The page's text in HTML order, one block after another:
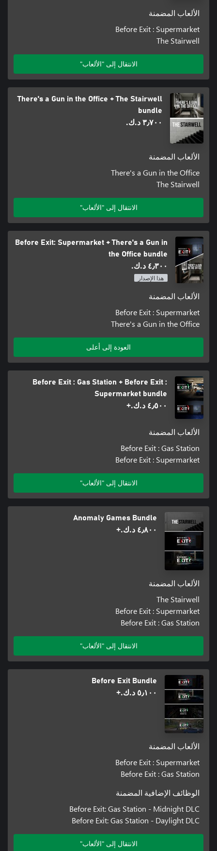
الألعاب المضمنة
Before Exit : Supermarket
The Stairwell
الانتقال إلى "الألعاب"
There's a Gun in the Office + The Stairwell
bundle
٣٫٧٠٠ د.ك.‏
الألعاب المضمنة
There's a Gun in the Office
The Stairwell
الانتقال إلى "الألعاب"
Before Exit: Supermarket + There's a Gun in
the Office bundle
٤٫٣٠٠ د.ك.‏
هذا الإصدار
الألعاب المضمنة
Before Exit : Supermarket
There's a Gun in the Office
العودة إلى أعلى
Before Exit : Gas Station + Before Exit :
Supermarket bundle
٤٫٥٠٠ د.ك.‏+
الألعاب المضمنة
Before Exit : Gas Station
Before Exit : Supermarket
الانتقال إلى "الألعاب"
Anomaly Games Bundle
٤٫٨٠٠ د.ك.‏+
الألعاب المضمنة
The Stairwell
Before Exit : Supermarket
Before Exit : Gas Station
الانتقال إلى "الألعاب"
Before Exit Bundle
٥٫١٠٠ د.ك.‏+
الألعاب المضمنة
Before Exit : Supermarket
Before Exit : Gas Station
الوظائف الإضافية المضمنة
Before Exit: Gas Station - Midnight DLC
Before Exit: Gas Station - Daylight DLC
الانتقال إلى "الألعاب"